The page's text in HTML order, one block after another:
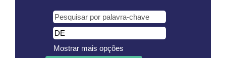
Mostrar mais opções